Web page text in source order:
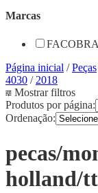
Marcas
Página inicial /Peças
4030 / 2018
Mostrar filtros
Produtos por página:
Ordenação:
pecas/
holland/